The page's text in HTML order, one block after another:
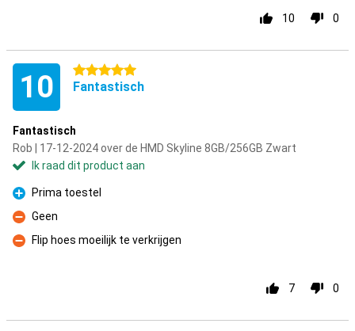
10 0
10 5 sterren
Fantastisch
Fantastisch
Rob | 17-12-2024 over de HMD Skyline 8GB/256GB Zwart
Ik raad dit product aan
Pluspunt
Prima toestel
Minpunt
Geen
Minpunt
Flip hoes moeilijk te verkrijgen
7 0